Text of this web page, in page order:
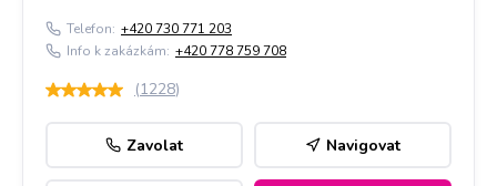
Telefon: +420 730 771 203
Info k zakázkám: +420 778 759 708
(1228)
Zavolat Navigovat